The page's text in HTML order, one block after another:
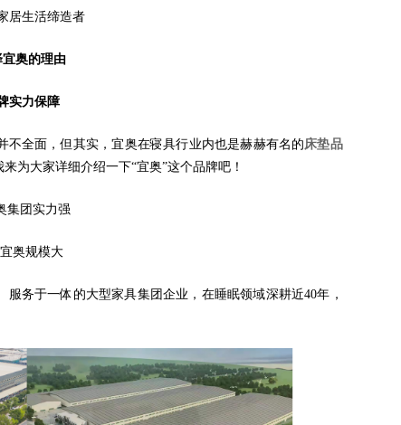
居生活缔造者
宜奥的理由
实力保障
全面，但其实，宜奥在寝具行业内也是赫赫有名的床垫品
为大家详细介绍一下“宜奥”这个品牌吧！
集团实力强
奥规模大
务于一体的大型家具集团企业，在睡眠领域深耕近40年，